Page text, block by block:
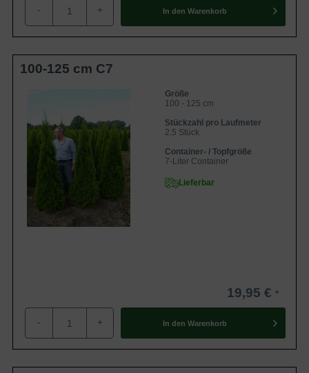
- + In den Warenkorb
100-125 cm C7
Größe
100 - 125 cm
Stückzahl pro Laufmeter
2,5 Stück
Container- / Topfgröße
7-Liter Container
Lieferbar
19,95 €
- + In den Warenkorb